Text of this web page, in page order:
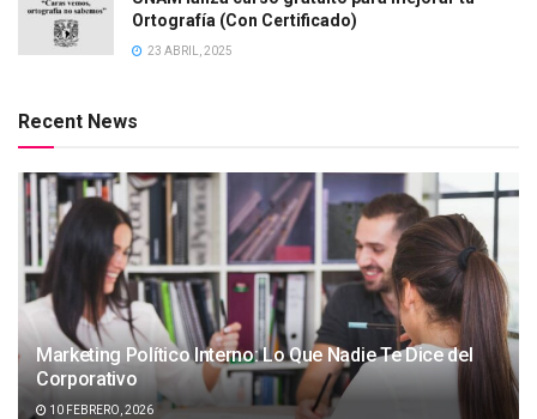
Ortografía (Con Certificado)
23 ABRIL, 2025
Recent News
Marketing Político Interno: Lo Que Nadie Te Dice del
Corporativo
10 FEBRERO, 2026